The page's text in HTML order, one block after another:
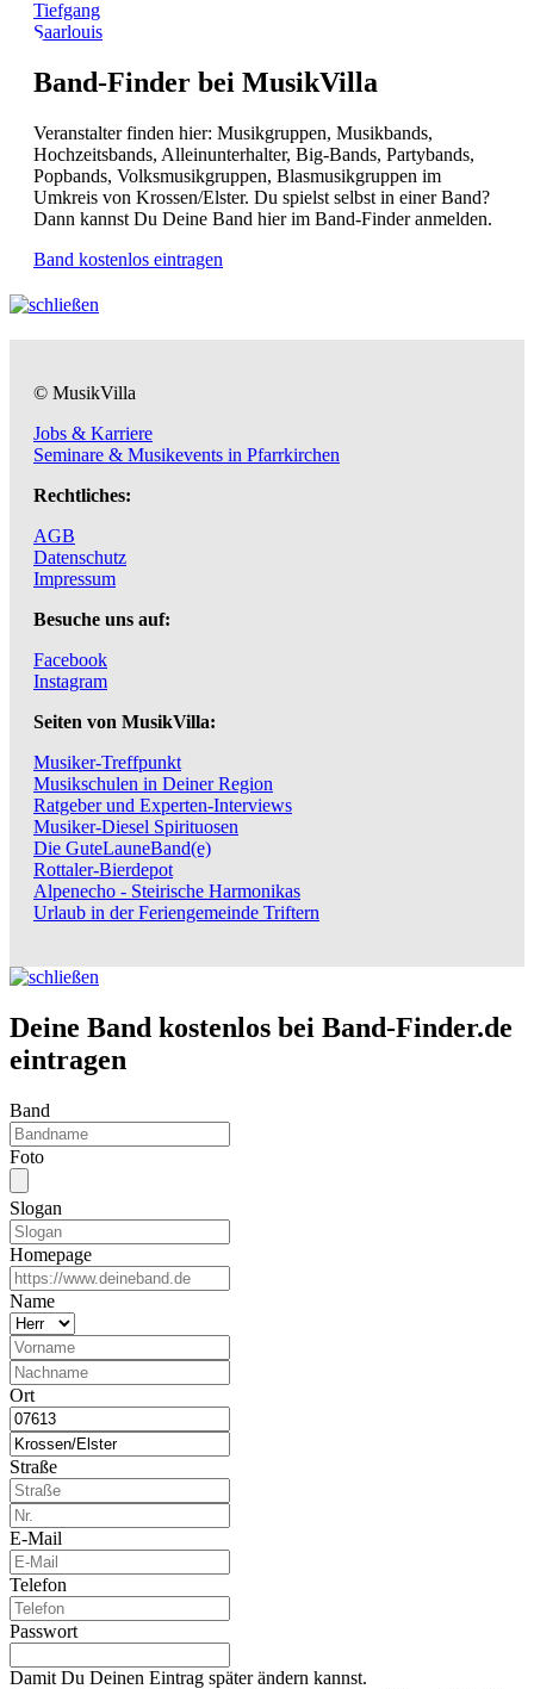
Tiefgang
Saarlouis
Band-Finder bei MusikVilla
Veranstalter finden hier: Musikgruppen, Musikbands,
Hochzeitsbands, Alleinunterhalter, Big-Bands, Partybands,
Popbands, Volksmusikgruppen, Blasmusikgruppen im
Umkreis von Krossen/Elster. Du spielst selbst in einer Band?
Dann kannst Du Deine Band hier im Band-Finder anmelden.
Band kostenlos eintragen
© MusikVilla
Jobs & Karriere
Seminare & Musikevents in Pfarrkirchen
Rechtliches:
AGB
Datenschutz
Impressum
Besuche uns auf:
Facebook
Instagram
Seiten von MusikVilla:
Musiker-Treffpunkt
Musikschulen in Deiner Region
Ratgeber und Experten-Interviews
Musiker-Diesel Spirituosen
Die GuteLauneBand(e)
Rottaler-Bierdepot
Alpenecho - Steirische Harmonikas
Urlaub in der Feriengemeinde Triftern
Deine Band kostenlos bei Band-Finder.de
eintragen
Band
Foto
Slogan
Homepage
Name
Ort
Straße
E-Mail
Telefon
Passwort
Damit Du Deinen Eintrag später ändern kannst.